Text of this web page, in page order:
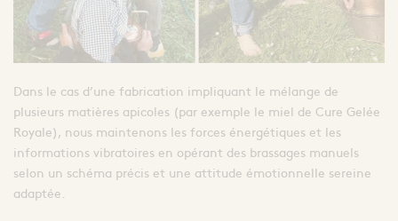
Dans le cas d’une fabrication impliquant le mélange de
plusieurs matières apicoles (par exemple le miel de Cure Gelée
Royale), nous maintenons les forces énergétiques et les
informations vibratoires en opérant des brassages manuels
selon un schéma précis et une attitude émotionnelle sereine
adaptée.